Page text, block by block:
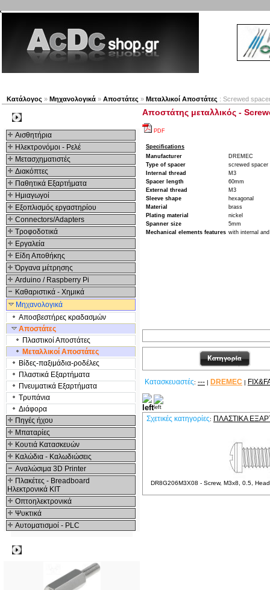
Κατάλογος » Μηχανολογικά » Αποστάτες » Μεταλλικοί Αποστάτες : Screwed
Αισθητήρια
Ηλεκτρονόμοι - Ρελέ
Μετασχηματιστές
Διακόπτες
Παθητικά Εξαρτήματα
Hμιαγωγοί
Εξοπλισμός εργαστηρίου
Connectors/Adapters
Τροφοδοτικά
Εργαλεία
Είδη Αποθήκης
Όργανα μέτρησης
Arduino / Raspberry Pi
Καθαριστικά - Χημικά
Μηχανολογικά
Αποσβεστήρες κραδασμών
Αποστάτες
Πλαστικοί Αποστάτες
Μεταλλικοί Αποστάτες
Βίδες-παξιμάδια-ροδέλες
Πλαστικά Εξαρτήματα
Πνευματικά Εξαρτήματα
Τρυπάνια
Διάφορα
Πηγές ήχου
Μπαταρίες
Κουτιά Κατασκευών
Καλώδια - Καλωδιώσεις
Αναλώσιμα 3D Printer
Πλακέτες - Breadboard
Ηλεκτρονικά ΚΙΤ
Οπτοηλεκτρονικά
Ψυκτικά
Αυτοματισμοί - PLC
Αποστάτης μεταλλικός -
PDF
Specifications
Manufacturer
DREMEC
Type of spacer
screwed spacer
Internal thread
M3
Spacer length
60mm
External thread
M3
Sleeve shape
hexagonal
Material
brass
Plating material
nickel
Spanner size
5mm
Mechanical elements features with internal
Κατασκευαστές: --- | DREMEC |
Σχετικές κατηγορίες: ΠΛΑΣΤΙΚΆ
DR8G206M3X08 - Screw, M3x8, 0.5,